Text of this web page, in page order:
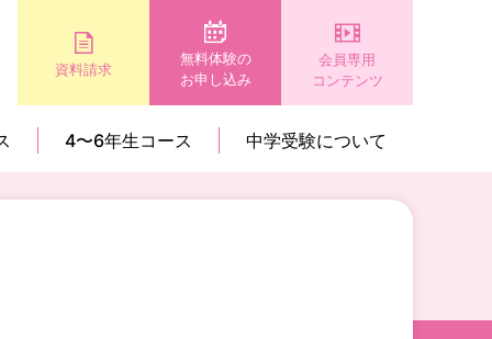
資料請求
無料体験の
お申し込み
会員専用
コンテンツ
4〜6年生コース 中学受験について